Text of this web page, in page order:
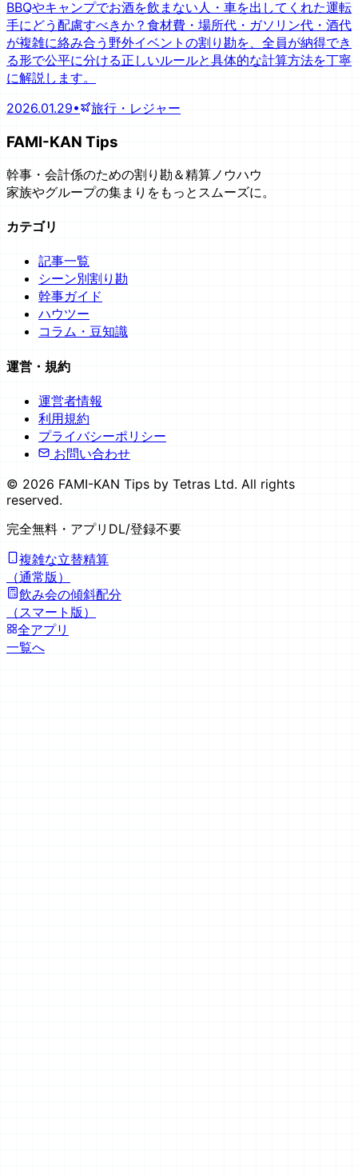
BBQやキャンプでお酒を飲まない人・車を出してくれた運転
手にどう配慮すべきか？食材費・場所代・ガソリン代・酒代
が複雑に絡み合う野外イベントの割り勘を、全員が納得でき
る形で公平に分ける正しいルールと具体的な計算方法を丁寧
に解説します。
2026.01.29• 旅行・レジャー
FAMI-KAN Tips
幹事・会計係のための割り勘＆精算ノウハウ
家族やグループの集まりをもっとスムーズに。
カテゴリ
記事一覧
シーン別割り勘
幹事ガイド
ハウツー
コラム・豆知識
運営・規約
運営者情報
利用規約
プライバシーポリシー
お問い合わせ
© 2026 FAMI-KAN Tips by Tetras Ltd. All rights
reserved.
完全無料 ・アプリDL/登録不要
複雑な立替精算
（通常版）
飲み会の傾斜配分
（スマート版）
全アプリ
一覧へ